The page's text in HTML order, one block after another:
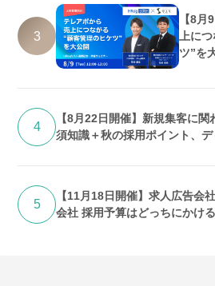
3
【8
上に
ツ”を
催
4
【8月22日開催】新規集客に
須知識＋秋の採用ポイント、
5
【11月18日開催】求人広告会
会社 採用予算はどっちにかけ